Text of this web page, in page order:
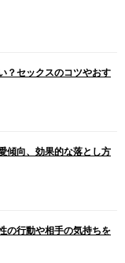
？セックスのコツやおす
傾向、効果的な落とし方
の行動や相手の気持ちを